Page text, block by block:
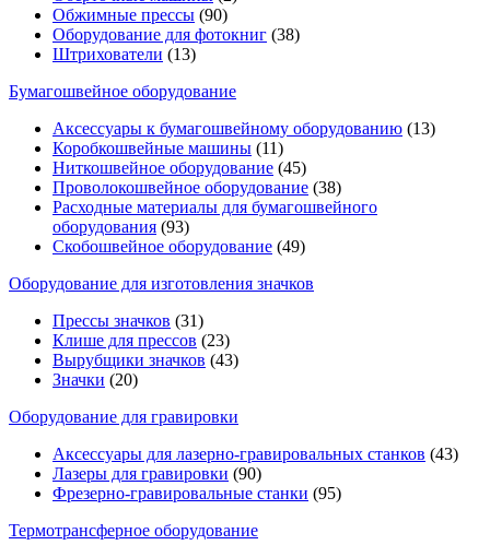
Обжимные прессы (90)
Оборудование для фотокниг (38)
Штрихователи (13)
Бумагошвейное оборудование
Аксессуары к бумагошвейному оборудованию (13)
Коробкошвейные машины (11)
Ниткошвейное оборудование (45)
Проволокошвейное оборудование (38)
Расходные материалы для бумагошвейного
оборудования (93)
Скобошвейное оборудование (49)
Оборудование для изготовления значков
Прессы значков (31)
Клише для прессов (23)
Вырубщики значков (43)
Значки (20)
Оборудование для гравировки
Аксессуары для лазерно-гравировальных станков (43)
Лазеры для гравировки (90)
Фрезерно-гравировальные станки (95)
Термотрансферное оборудование